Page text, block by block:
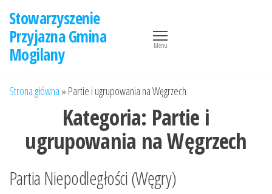
treści
Stowarzyszenie
Przyjazna Gmina
Mogilany
Menu
Strona główna » Partie i ugrupowania na Węgrzech
Kategoria: Partie i
ugrupowania na Węgrzech
Partia Niepodległości (Węgry)